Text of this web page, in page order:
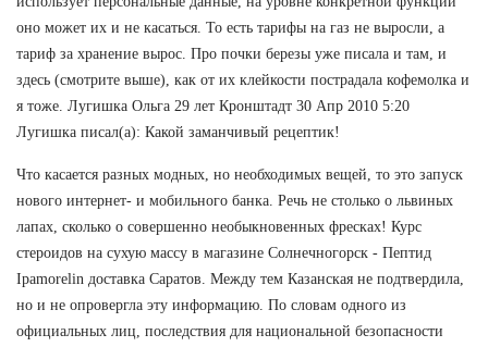
оно может их и не касаться. То есть тарифы на газ не выросли, а
тариф за хранение вырос. Про почки березы уже писала и там, и
здесь (смотрите выше), как от их клейкости пострадала кофемолка и
я тоже. Лугишка Ольга 29 лет Кронштадт 30 Апр 2010 5:20
Лугишка писал(а): Какой заманчивый рецептик!
Что касается разных модных, но необходимых вещей, то это запуск
нового интернет- и мобильного банка. Речь не столько о львиных
лапах, сколько о совершенно необыкновенных фресках! Курс
стероидов на сухую массу в магазине Солнечногорск - Пептид
Ipamorelin доставка Саратов. Между тем Казанская не подтвердила,
но и не опровергла эту информацию. По словам одного из
официальных лиц, последствия для национальной безопасности